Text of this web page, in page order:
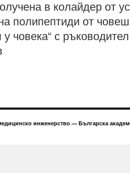
в колайдер от
полипептиди от
у човека“ с
инженерство — Българска